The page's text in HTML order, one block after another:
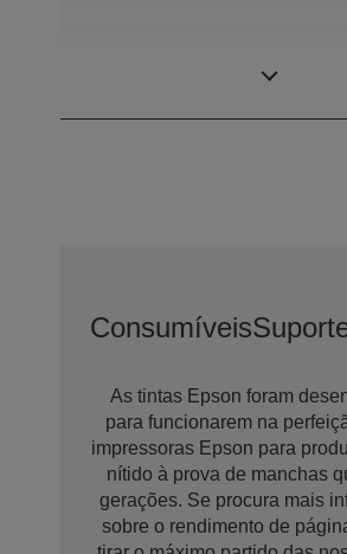
Consumíveis
As tintas Epson foram
para funcionarem na
impressoras Epson para
nítido à prova de manchas
gerações. Se procura mais
sobre o rendimento de